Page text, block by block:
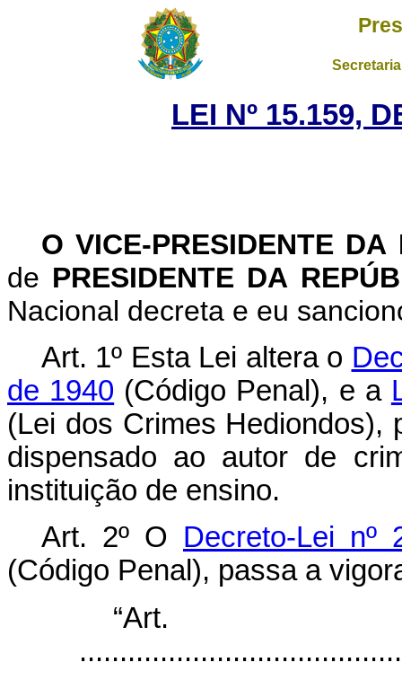
LEI Nº 15.159,
O VICE-PRESIDENTE
de PRESIDENTE DA
Nacional decreta e eu
Art. 1º Esta Lei altera o
de 1940 (Código Penal), e a
(Lei dos Crimes Hediondos),
dispensado ao autor de
instituição de ensino.
Art. 2º O Decreto-Lei nº
(Código Penal), passa a